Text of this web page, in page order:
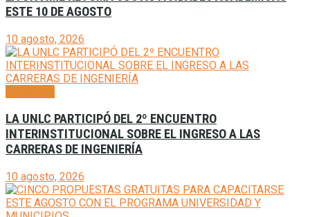
ESTE 10 DE AGOSTO
10 agosto, 2026
LA UNLC PARTICIPÓ DEL 2º ENCUENTRO
INTERINSTITUCIONAL SOBRE EL INGRESO A LAS
CARRERAS DE INGENIERÍA
10 agosto, 2026